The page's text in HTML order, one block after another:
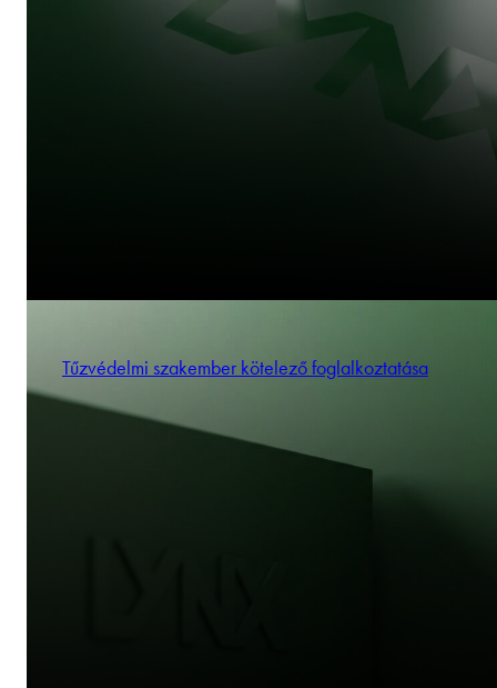
Tűzvédelmi szakember kötelező foglalkoztatása